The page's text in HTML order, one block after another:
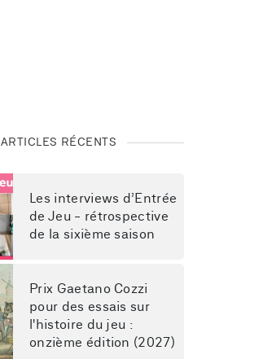
ARTICLES RÉCENTS
Les interviews d’Entrée
de Jeu - rétrospective
de la sixième saison
Prix Gaetano Cozzi
pour des essais sur
l'histoire du jeu :
onzième édition (2027)